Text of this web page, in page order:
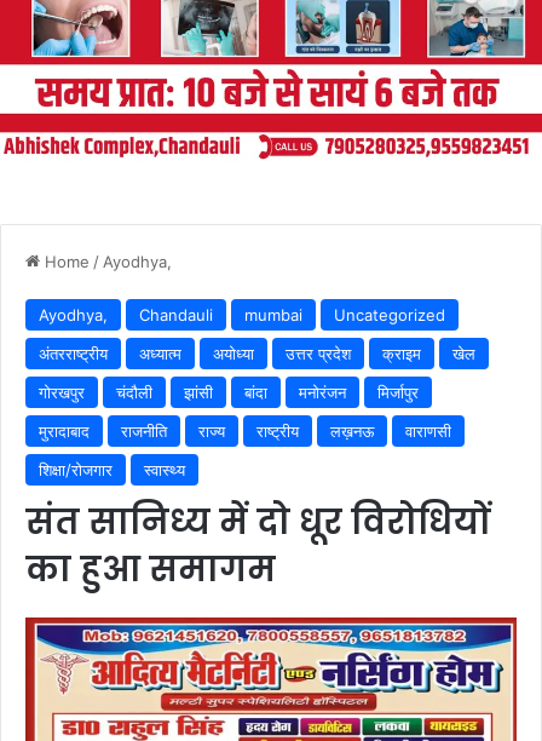
Home / Ayodhya,
Ayodhya, Chandauli mumbai
Uncategorized
अंतरराष्ट्रीय
अध्यात्म अयोध्या उत्तर प्रदेश क्राइम
खेल
गोरखपुर
चंदौली झांसी बांदा मनोरंजन
मिर्जापुर
मुरादाबाद
राजनीति राज्य राष्ट्रीय लख़नऊ
वाराणसी
शिक्षा/रोजगार
स्वास्थ्य
संत सानिध्य में दो धूर विरोधियों
का हुआ समागम